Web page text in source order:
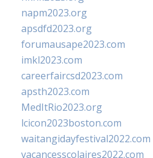
napm2023.org
apsdfd2023.org
forumausape2023.com
imkl2023.com
careerfaircsd2023.com
apsth2023.com
MedItRio2023.org
lcicon2023boston.com
waitangidayfestival2022.com
vacancesscolaires2022.com